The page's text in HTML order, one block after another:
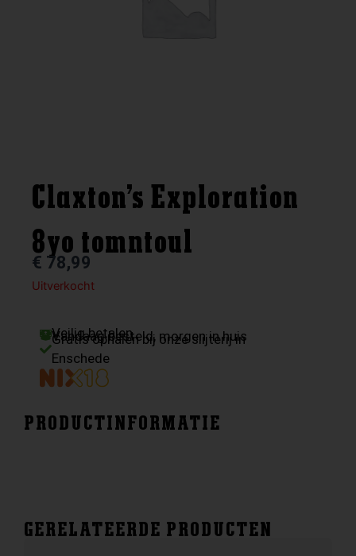
Claxton’s Exploration
8yo tomntoul
€ 78,99
Uitverkocht
Veilig betalen
Vandaag besteld, morgen in huis
Gratis ophalen bij onze slijterij in
Enschede
PRODUCTINFORMATIE
GERELATEERDE PRODUCTEN